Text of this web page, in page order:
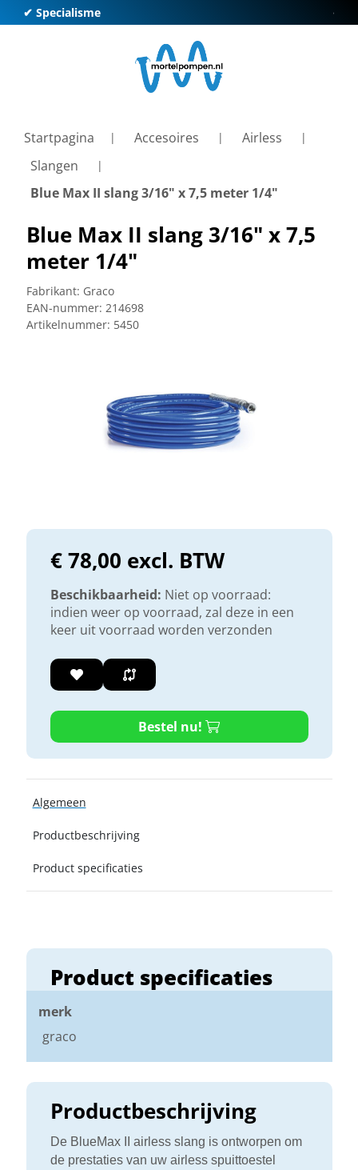
✔ Specialisme ✔
Startpagina Accesoires
Airless
Slangen
Blue Max II slang 3/16" x 7,5 meter 1/4"
Productbeschrijving
De BlueMax II airless slang is ontworpen om
de prestaties van uw airless spuittoestel
Product specificaties
merk
graco
Blue Max II slang 3/16" x 7,5
meter 1/4"
Fabrikant: Graco
EAN-nummer: 214698
Artikelnummer: 5450
€ 78,00 excl. BTW
Beschikbaarheid: Niet op voorraad:
indien weer op voorraad, zal deze in een
keer uit voorraad worden verzonden
Bestel nu!
Algemeen
Productbeschrijving
Product specificaties